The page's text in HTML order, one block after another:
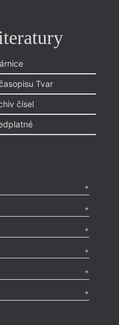
Tvar
čísel
Literární soutěž,